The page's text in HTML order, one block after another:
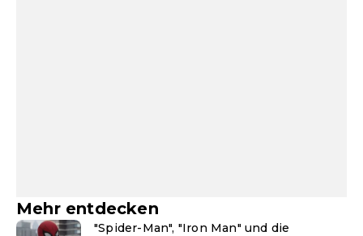
Mehr entdecken
"Spider-Man", "Iron Man" und die